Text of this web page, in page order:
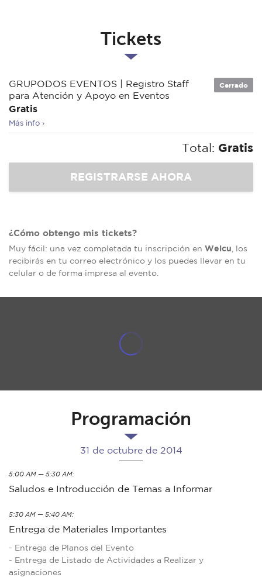
Tickets
GRUPODOS EVENTOS | Registro Staff
para Atención y Apoyo en Eventos
Gratis
Más info ›
Cerrado
Total: Gratis
¿Cómo obtengo mis tickets?
Muy fácil: una vez completada tu inscripción en Welcu , los
recibirás en tu correo electrónico y los puedes llevar en tu
celular o de forma impresa al evento.
Programación
31 de octubre de 2014
5:00 AM — 5:30 AM:
Saludos e Introducción de Temas a Informar
5:30 AM — 5:40 AM:
Entrega de Materiales Importantes
- Entrega de Planos del Evento
- Entrega de Listado de Actividades a Realizar y
asignaciones